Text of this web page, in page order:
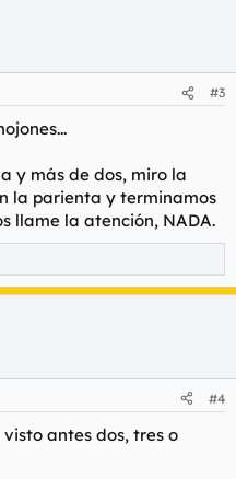
#3
y más de dos, miro la
la parienta y terminamos
llame la atención, NADA.
#4
antes dos, tres o